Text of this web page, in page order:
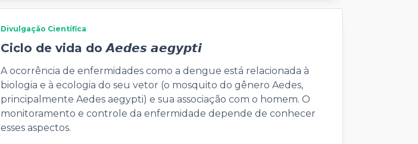
Divulgação Científica
Ciclo de vida do 𝘼𝙚𝙙𝙚𝙨 𝙖𝙚𝙜𝙮𝙥𝙩𝙞
A ocorrência de enfermidades como a dengue está relacionada à
biologia e à ecologia do seu vetor (o mosquito do gênero Aedes,
principalmente Aedes aegypti) e sua associação com o homem. O
monitoramento e controle da enfermidade depende de conhecer
esses aspectos.